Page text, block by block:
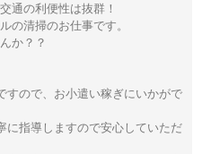
通の利便性は抜群！
の清掃のお仕事です。
か？？
すので、お小遣い稼ぎにいかがで
に指導しますので安心していただ